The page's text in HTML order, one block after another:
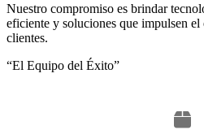
Nuestro compromiso es brindar
eficiente y soluciones que impulsen el
clientes.
“El Equipo del Éxito”